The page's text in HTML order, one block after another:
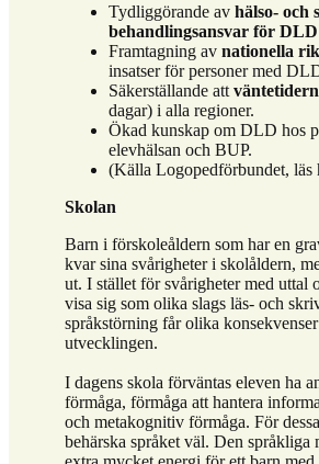
Tydliggörande av hälso- och
behandlingsansvar för
Framtagning av nationella
insatser för personer med
Säkerställande att
dagar) i alla regioner.
Ökad kunskap om DLD hos
elevhälsan och BUP.
(Källa Logopedförbundet, läs
Skolan
Barn i förskoleåldern som har en
kvar sina svårigheter i skolåldern,
ut. I stället för svårigheter med uttal
visa sig som olika slags läs- och
språkstörning får olika
utvecklingen.
I dagens skola förväntas eleven ha
förmåga, förmåga att hantera
och metakognitiv förmåga. För
behärska språket väl. Den